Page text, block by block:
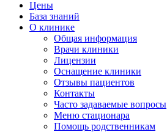
Цены
База знаний
О клинике
Общая информация
Врачи клиники
Лицензии
Оснащение клиники
Отзывы пациентов
Контакты
Часто задаваемые вопросы
Меню стационара
Помощь родственникам